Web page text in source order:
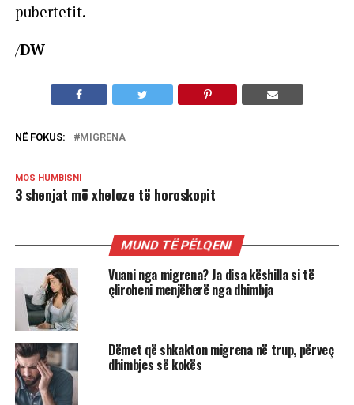
pubertetit.
/DW
NË FOKUS: MIGRENA
MOS HUMBISNI
3 shenjat më xheloze të horoskopit
MUND TË PËLQENI
Vuani nga migrena? Ja disa këshilla si të
çliroheni menjëherë nga dhimbja
Dëmet që shkakton migrena në trup, përveç
dhimbjes së kokës